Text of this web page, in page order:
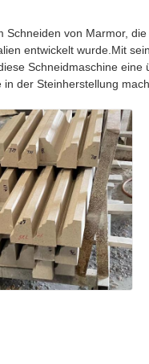
von Marmor,
entwickelt wurde.Mit
Schneidmaschine eine
der Steinherstellung